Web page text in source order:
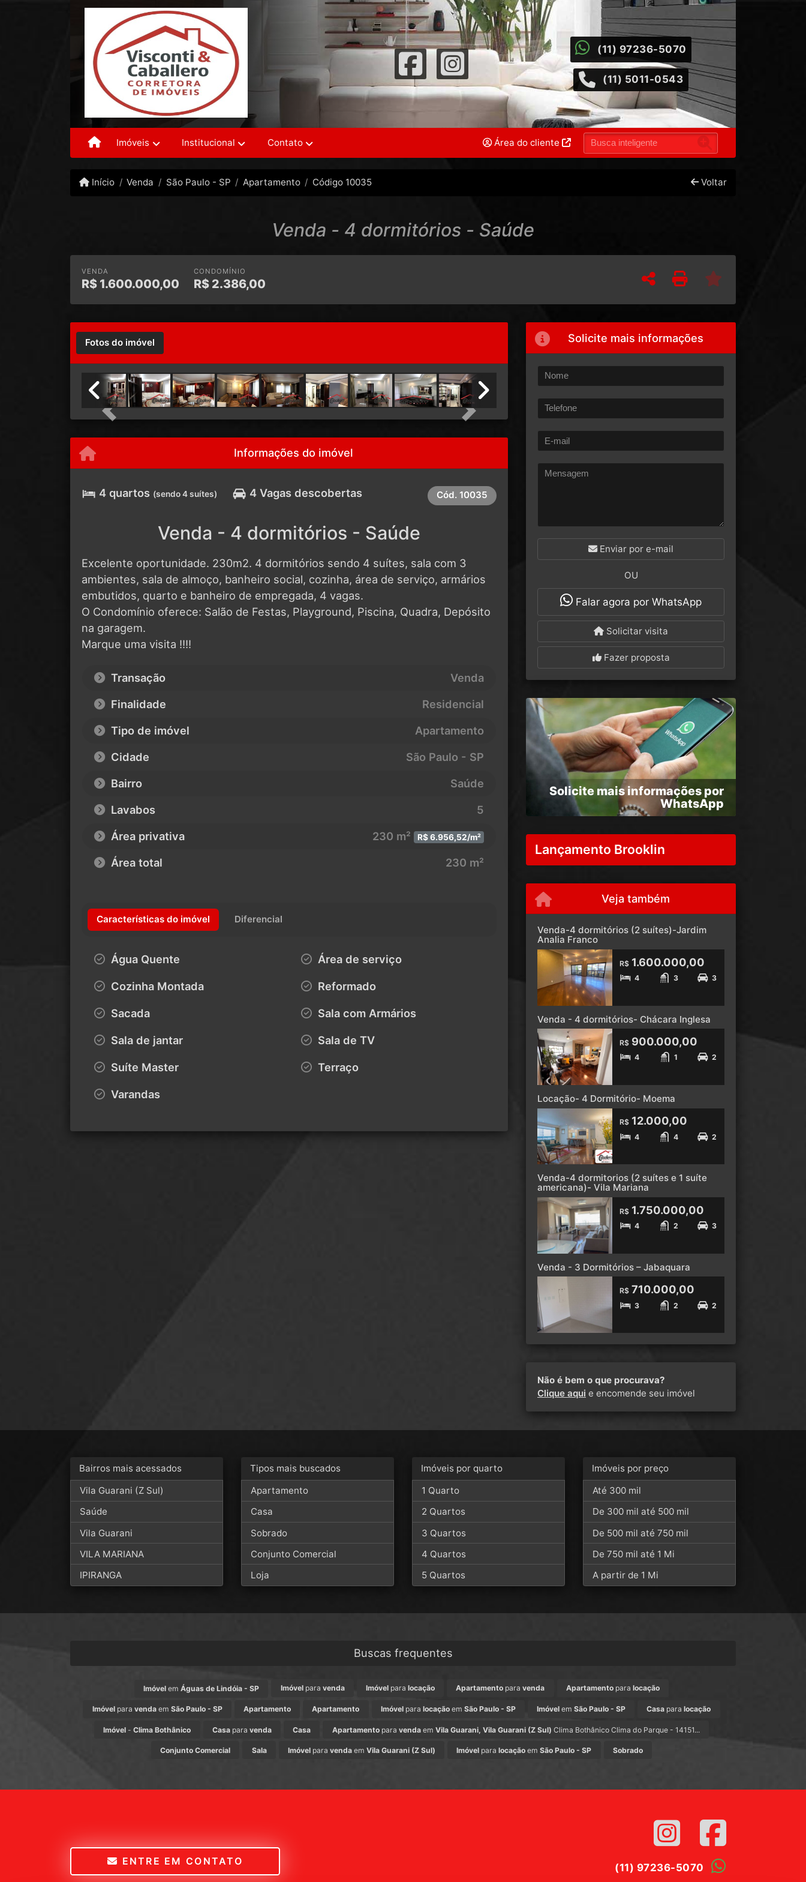
(11) 97236-5070
(11) 5011-0543
Imóveis Institucional Contato Área do cliente
Início Venda São Paulo - SP Apartamento Código 10035 Voltar
Venda - 4 dormitórios - Saúde
VENDA
R$ 1.600.000,00
CONDOMÍNIO
R$ 2.386,00
Fotos do imóvel
Previous Next
Informações do imóvel
4 quartos (sendo 4 suítes) 4 Vagas descobertas Cód. 10035
Venda - 4 dormitórios - Saúde
Excelente oportunidade. 230m2. 4 dormitórios sendo 4 suítes, sala com 3
ambientes, sala de almoço, banheiro social, cozinha, área de serviço, armários
embutidos, quarto e banheiro de empregada, 4 vagas.
O Condomínio oferece: Salão de Festas, Playground, Piscina, Quadra, Depósito
na garagem.
Marque uma visita !!!!
Transação
Venda
Finalidade
Residencial
Tipo de imóvel
Apartamento
Cidade
São Paulo - SP
Bairro
Saúde
Lavabos
5
Área privativa
230 m² R$ 6.956,52/m²
Área total 230 m²
Características do imóvel Diferencial
Água Quente Área de serviço
Cozinha Montada Reformado
Sacada Sala com Armários
Sala de jantar Sala de TV
Suíte Master Terraço
Varandas
Solicite mais informações
Enviar por e-mail
OU
Falar agora por WhatsApp
Solicitar visita
Fazer proposta
Solicite mais informações por
WhatsApp
Lançamento Brooklin
Veja também
Venda-4 dormitórios (2 suítes)-Jardim
Analia Franco
R$1.600.000,00
4 3 3
Venda - 4 dormitórios- Chácara Inglesa
R$900.000,00
4 1 2
Locação- 4 Dormitório- Moema
R$12.000,00
4 4 2
Venda-4 dormitorios (2 suítes e 1 suíte
americana)- Vila Mariana
R$1.750.000,00
4 2 3
Venda - 3 Dormitórios – Jabaquara
R$710.000,00
3 2 2
Não é bem o que procurava?
Clique aqui e encomende seu imóvel
Bairros mais acessados
Vila Guarani (Z Sul)
Saúde
Vila Guarani
VILA MARIANA
IPIRANGA
Tipos mais buscados
Apartamento
Casa
Sobrado
Conjunto Comercial
Loja
Imóveis por quarto
1 Quarto
2 Quartos
3 Quartos
4 Quartos
5 Quartos
Imóveis por preço
Até 300 mil
De 300 mil até 500 mil
De 500 mil até 750 mil
De 750 mil até 1 Mi
A partir de 1 Mi
Buscas frequentes
Imóvel emÁguas de Lindóia - SP Imóvelpara venda Imóvel para locação Apartamento paravenda Apartamentopara locação
Imóvelpara vendaem São Paulo - SP Apartamento Apartamento Imóvelpara locaçãoem São Paulo - SP Imóvel emSão Paulo - SP Casa paralocação
Imóvel -Clima Bothânico Casapara venda Casa Apartamentopara vendaem Vila Guarani, Vila Guarani (Z Sul) Clima Bothânico Clima do Parque - 14151...
Conjunto Comercial Sala Imóvel para venda em Vila Guarani (Z Sul) Imóvel paralocação emSão Paulo - SP Sobrado
ENTRE EM CONTATO
(11) 97236-5070